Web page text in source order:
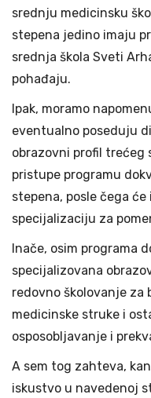
srednju medicinsku
stepena jedino imaju
srednja škola Sveti
pohađaju.
Ipak, moramo
eventualno poseduju
obrazovni profil trećeg
pristupe programu
stepena, posle čega
specijalizaciju za
Inače, osim programa
specijalizovana
redovno školovanje za
medicinske struke i
osposobljavanje i
A sem tog zahteva,
iskustvo u navedenoj